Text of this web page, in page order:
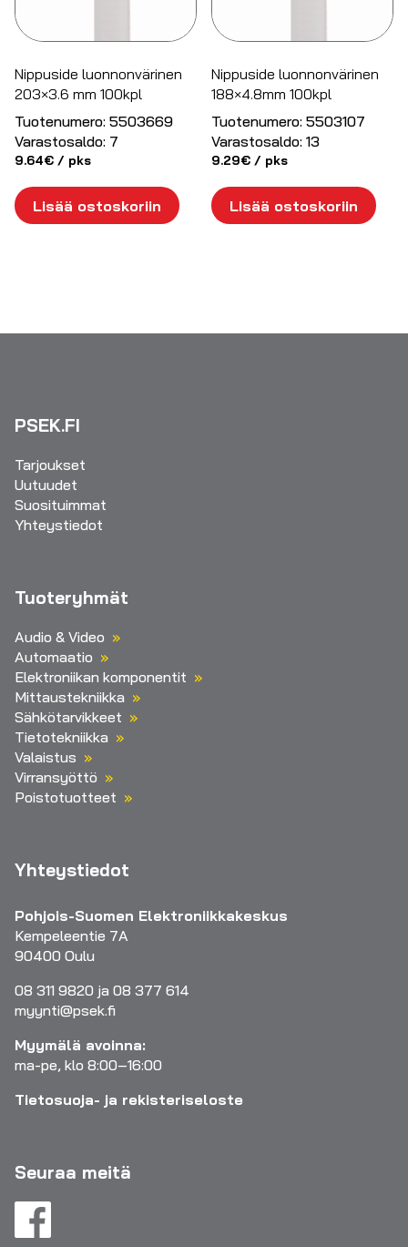
Nippuside luonnonvärinen
203×3.6 mm 100kpl
Tuotenumero: 5503669
Varastosaldo: 7
9.64€ / pks
Lisää ostoskoriin
Nippuside luonnonvärinen
188×4.8mm 100kpl
Tuotenumero: 5503107
Varastosaldo: 13
9.29€ / pks
Lisää ostoskoriin
PSEK.FI
Tarjoukset
Uutuudet
Suosituimmat
Yhteystiedot
Tuoteryhmät
Audio & Video
Automaatio
Elektroniikan komponentit
Mittaustekniikka
Sähkötarvikkeet
Tietotekniikka
Valaistus
Virransyöttö
Poistotuotteet
Yhteystiedot
Pohjois-Suomen Elektroniikkakeskus
Kempeleentie 7A
90400 Oulu
08 311 9820 ja 08 377 614
myynti@psek.fi
Myymälä avoinna:
ma-pe, klo 8:00–16:00
Tietosuoja- ja rekisteriseloste
Seuraa meitä